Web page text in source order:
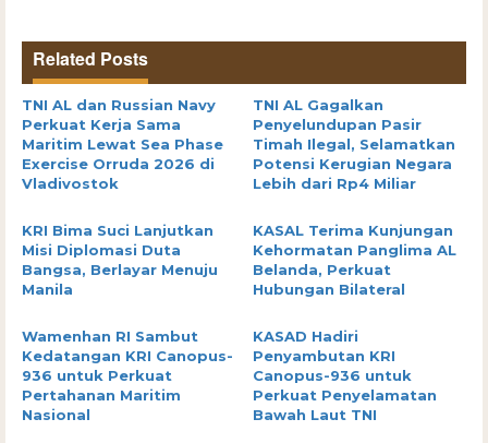
Related Posts
TNI AL dan Russian Navy
Perkuat Kerja Sama
Maritim Lewat Sea Phase
Exercise Orruda 2026 di
Vladivostok
TNI AL Gagalkan
Penyelundupan Pasir
Timah Ilegal, Selamatkan
Potensi Kerugian Negara
Lebih dari Rp4 Miliar
KRI Bima Suci Lanjutkan
Misi Diplomasi Duta
Bangsa, Berlayar Menuju
Manila
KASAL Terima Kunjungan
Kehormatan Panglima AL
Belanda, Perkuat
Hubungan Bilateral
Wamenhan RI Sambut
Kedatangan KRI Canopus-
936 untuk Perkuat
Pertahanan Maritim
Nasional
KASAD Hadiri
Penyambutan KRI
Canopus-936 untuk
Perkuat Penyelamatan
Bawah Laut TNI